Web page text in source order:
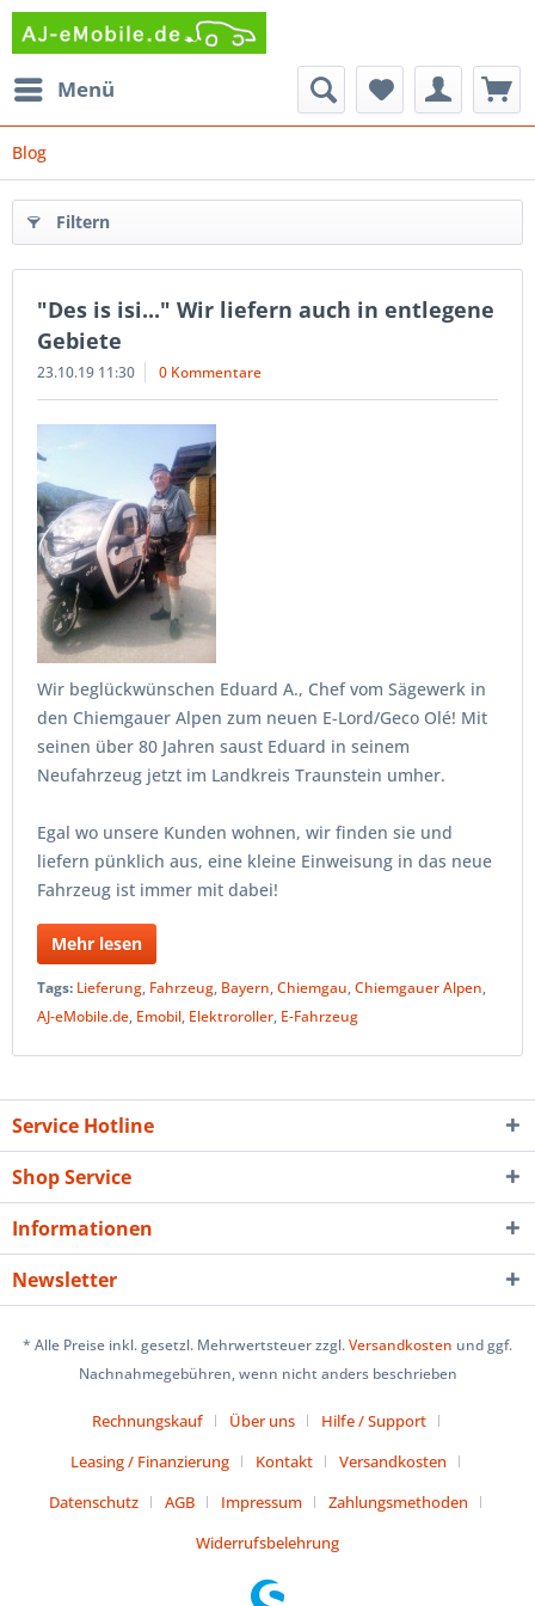
Menü
Blog
Filtern
"Des is isi..." Wir liefern auch in entlegene
Gebiete
23.10.19 11:30 0 Kommentare
Wir beglückwünschen Eduard A., Chef vom Sägewerk in
den Chiemgauer Alpen zum neuen E-Lord/Geco Olé! Mit
seinen über 80 Jahren saust Eduard in seinem
Neufahrzeug jetzt im Landkreis Traunstein umher.
Egal wo unsere Kunden wohnen, wir finden sie und
liefern pünklich aus, eine kleine Einweisung in das neue
Fahrzeug ist immer mit dabei!
Mehr lesen
Tags: Lieferung, Fahrzeug, Bayern,Chiemgau,Chiemgauer Alpen,
AJ-eMobile.de, Emobil, Elektroroller, E-Fahrzeug
Service Hotline
Shop Service
Informationen
Newsletter
* Alle Preise inkl. gesetzl. Mehrwertsteuer zzgl.Versandkosten und ggf.
Nachnahmegebühren, wenn nicht anders beschrieben
Rechnungskauf Über uns
Hilfe / Support
Leasing / Finanzierung
Kontakt
Versandkosten
Datenschutz
AGB Impressum
Zahlungsmethoden
Widerrufsbelehrung